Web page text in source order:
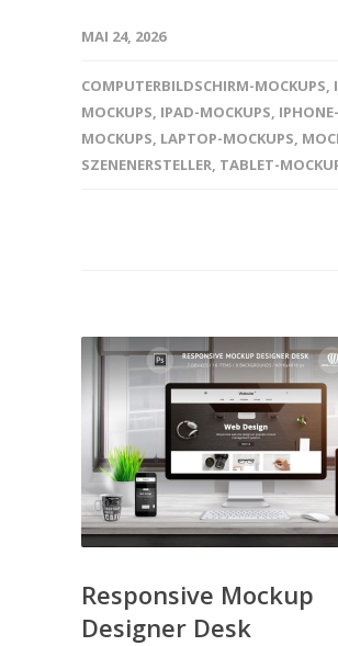
MAI 24, 2026
COMPUTERBILDSCHIRM-MOCKUPS,
MOCKUPS, IPAD-MOCKUPS, IPHONE-
MOCKUPS, LAPTOP-MOCKUPS,
SZENENERSTELLER, TABLET-
Responsive Mockup
Designer Desk